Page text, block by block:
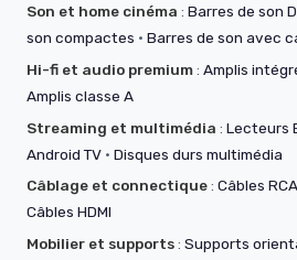
Son et home cinéma : Barres de son
son compactes · Barres de son avec
Hi-fi et audio premium: Amplis
Amplis classe A
Streaming et multimédia : Lecteurs
Android TV · Disques durs multimédia
Câblage et connectique: Câbles RCA
Câbles HDMI
Mobilier et supports: Supports